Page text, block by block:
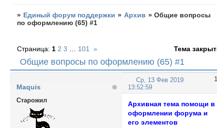
» Единый форум поддержки » Архив »Общие вопросы
по оформлению (65) #1
Общие вопросы по оформлению (65) #1
Страница: 1 2 3 101 » Тема
1
Ср, 13 Фев 2019
13:52:59
Maquis
Cтарожил
Архивная тема помощи в
оформлении форума и
его элементов